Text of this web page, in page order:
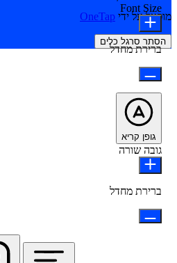
מופעל על ידי OneTap
הסתר סרגל כלים
Font Size
ברירת מחדל
גופן קריא
גובה שורה
ברירת מחדל